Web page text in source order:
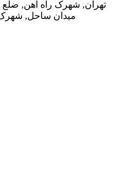
تهران, شهرک راه آهن,
میدان ساحل, شهرک